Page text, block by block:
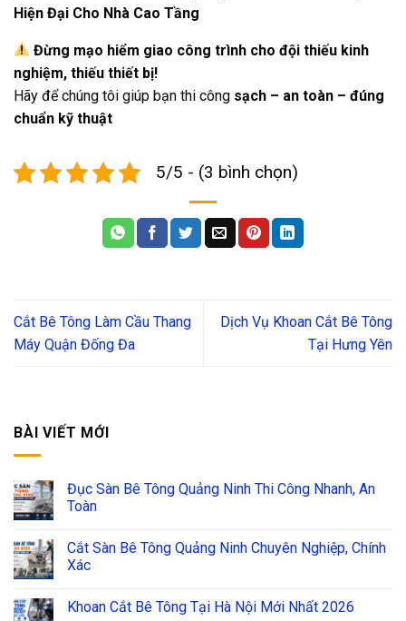
Hiện Đại Cho Nhà Cao Tầng
Đừng mạo hiểm giao công trình cho đội thiếu kinh
nghiệm, thiếu thiết bị!
Hãy để chúng tôi giúp bạn thi công sạch – an toàn – đúng
chuẩn kỹ thuật
5/5 - (3 bình chọn)
Cắt Bê Tông Làm Cầu Thang
Máy Quận Đống Đa
Dịch Vụ Khoan Cắt Bê Tông
Tại Hưng Yên
BÀI VIẾT MỚI
Đục Sàn Bê Tông Quảng Ninh Thi Công Nhanh, An
Toàn
Cắt Sàn Bê Tông Quảng Ninh Chuyên Nghiệp, Chính
Xác
Khoan Cắt Bê Tông Tại Hà Nội Mới Nhất 2026